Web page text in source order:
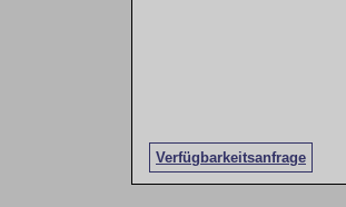
Verfügbarkeitsanfrage